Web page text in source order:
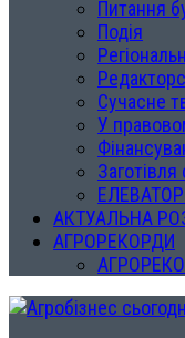
Питання
Подія
Сучасне
У
АКТУАЛЬНА
АГРОРЕКОРДИ